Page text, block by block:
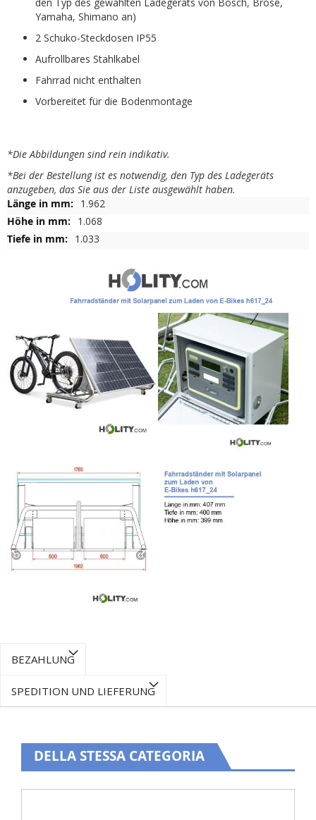
Yamaha, Shimano an)
2 Schuko-Steckdosen IP55
Aufrollbares Stahlkabel
Fahrrad nicht enthalten
Vorbereitet für die Bodenmontage
*Die Abbildungen sind rein indikativ.
*Bei der Bestellung ist es notwendig, den Typ des Ladegeräts
anzugeben, das Sie aus der Liste ausgewählt haben.
Weitere
Informationen
1.962
1.068
1.033
BEZAHLUNG
SPEDITION UND LIEFERUNG
DELLA STESSA CATEGORIA